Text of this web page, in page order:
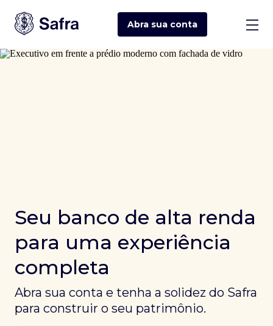
Abra sua conta
Seu banco de alta renda
para uma experiência
completa
Abra sua conta e tenha a solidez do Safra
para construir o seu patrimônio.